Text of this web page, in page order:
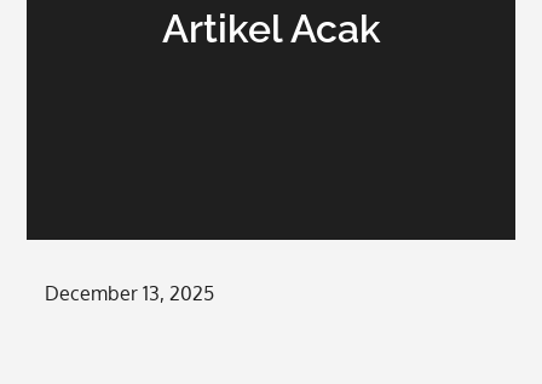
Artikel Acak
Posted
December 13, 2025